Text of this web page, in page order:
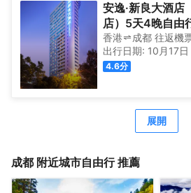
安逸·新良大酒店
店）5天4晚自由
香港 成都 往返機
出行日期: 10月17日
4.6分
展開
成都 附近城市自由行 推薦